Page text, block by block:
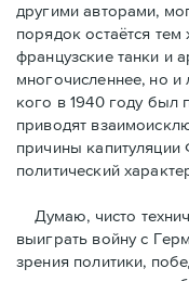
другими авторами,
порядок остаётся
французские танки и
многочисленнее, но и
кого в 1940 году был
приводят
причины
политический
Думаю, чисто
выиграть войну с
зрения политики,